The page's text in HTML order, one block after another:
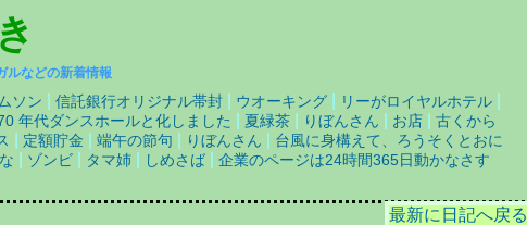
ルなどの新着情報
ソン 信託銀行オリジナル帯封 ウオーキング リーがロイヤルホテル
年代ダンスホールと化しました 夏緑茶 りぼんさん お店
古くから
定額貯金 端午の節句 りぼんさん
台風に身構えて、ろうそくとおに
ゾンビ タマ姉 しめさば
企業のページは24時間365日動かなさす
最新に日記へ戻る